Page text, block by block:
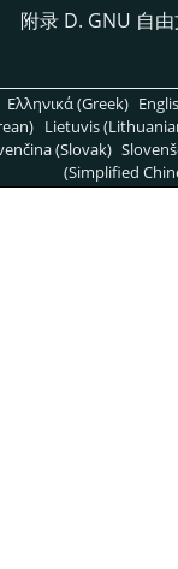
附录 D. GNU 自
Ελληνικά (Greek)
Lietuvis
(Slovak)
(Simplified